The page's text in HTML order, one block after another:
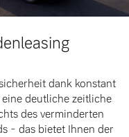
unsere saisonalen
dank konstant
deutliche zeitliche
des verminderten
- das bietet Ihnen der